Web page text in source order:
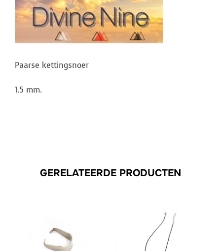
Paarse kettingsnoer
1.5 mm.
GERELATEERDE PRODUCTEN